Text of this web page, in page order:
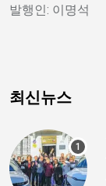
발행인: 이명석
최신뉴스